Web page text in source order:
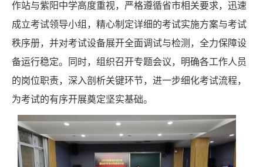
作站与紫阳中学高度重视，严格遵循省市相关要求，迅速
成立考试领导小组，精心制定详细的考试实施方案与考试
秩序册，并对考试设备展开全面调试与检测，全力保障设
备运行稳定。同时，组织召开专题会议，明确各工作人员
的岗位职责，深入剖析关键环节，进一步细化考试流程，
为考试的有序开展奠定坚实基础。